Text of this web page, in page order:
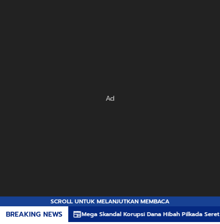
Ad
SCROLL UNTUK MELANJUTKAN MEMBACA
BREAKING NEWS
Mega Skandal Korupsi Dana Hibah Pilkada Seret Lima Komisioner